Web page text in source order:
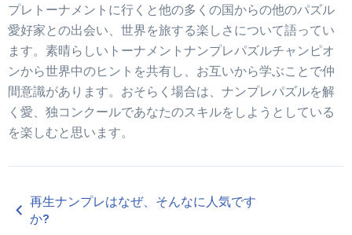
プレトーナメントに行くと他の多くの国からの他のパズル
愛好家との出会い、世界を旅する楽しさについて語ってい
ます。素晴らしいトーナメントナンプレパズルチャンピオ
ンから世界中のヒントを共有し、お互いから学ぶことで仲
間意識があります。おそらく場合は、ナンプレパズルを解
く愛、独コンクールであなたのスキルをしようとしている
を楽しむと思います。
再生ナンプレはなぜ、そんなに人気です
か?